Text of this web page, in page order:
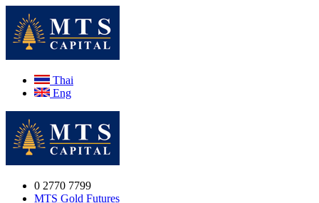
Thai
Eng
0 2770 7799
MTS Gold Futures